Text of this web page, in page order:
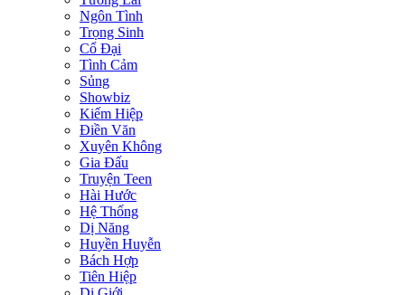
Ngôn Tình
Trọng Sinh
Cổ Đại
Tình Cảm
Sủng
Showbiz
Kiếm Hiệp
Điền Văn
Xuyên Không
Gia Đấu
Truyện Teen
Hài Hước
Hệ Thống
Dị Năng
Huyền Huyễn
Bách Hợp
Tiên Hiệp